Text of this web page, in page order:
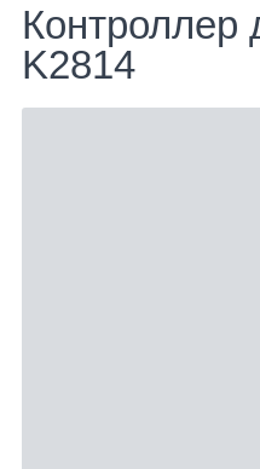
Контроллер
K2814